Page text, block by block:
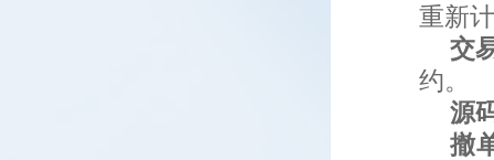
重新
交
约。
源
撤